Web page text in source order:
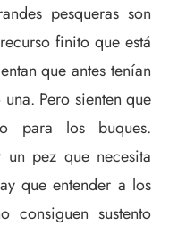
pesqueras son
finito que está
que antes tenían
Pero sienten que
para los buques.
pez que necesita
que entender a los
consiguen sustento